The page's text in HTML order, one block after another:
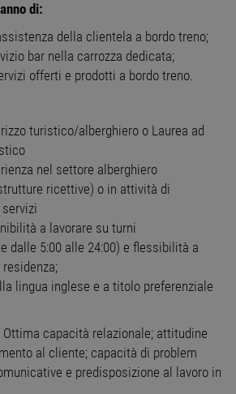
di:
della clientela a bordo treno;
bar nella carrozza dedicata;
offerti e prodotti a bordo treno.
turistico/alberghiero o Laurea ad
nel settore alberghiero
ricettive) o in attività di
a lavorare su turni
dalle 5:00 alle 24:00) e flessibilità a
lingua inglese e a titolo preferenziale
Ottima capacità relazionale; attitudine
al cliente; capacità di problem
e predisposizione al lavoro in